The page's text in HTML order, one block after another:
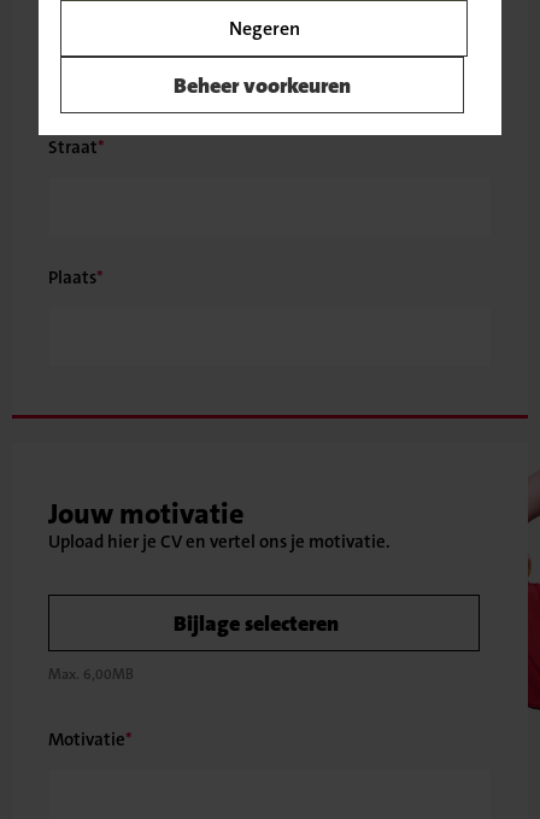
Beheer voorkeuren
Negeren
Huisnummer
Straat
Plaats
Jouw motivatie
Bijlage selecteren
Max. 6,00MB
Motivatie
Terug naar
vacatureoverzicht